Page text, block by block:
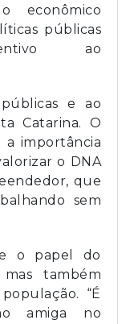
econômico
públicas
ao
e ao
Catarina. O
importância
o DNA
que
sem
o papel do
também
“É
amiga no